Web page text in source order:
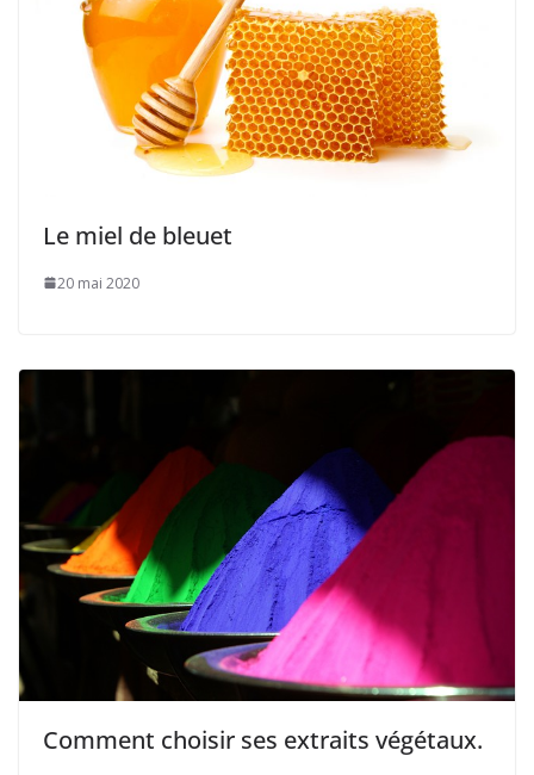
Le miel de bleuet
20 mai 2020
Comment choisir ses extraits végétaux.